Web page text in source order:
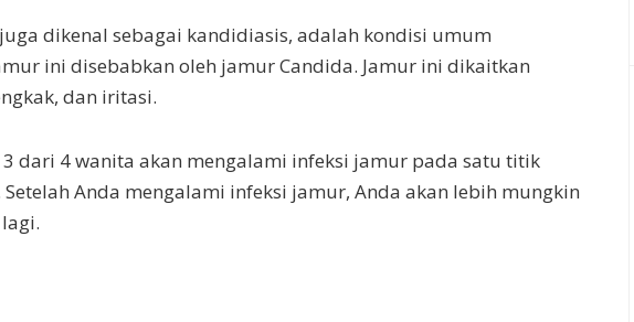
dikenal sebagai kandidiasis, adalah kondisi umum
ini disebabkan oleh jamur Candida. Jamur ini dikaitkan
dan iritasi.
dari 4 wanita akan mengalami infeksi jamur pada satu titik
Anda mengalami infeksi jamur, Anda akan lebih mungkin